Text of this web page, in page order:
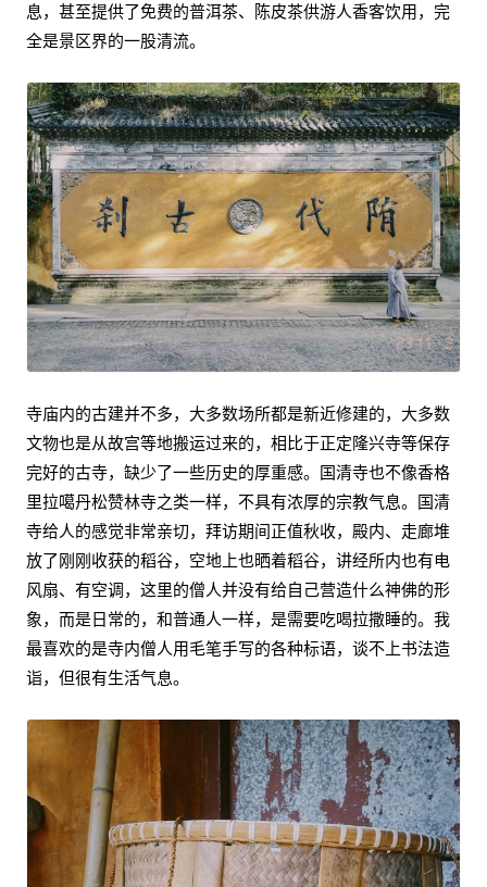
息，甚至提供了免费的普洱茶、陈皮茶供游人香客饮用，完
全是景区界的一股清流。
寺庙内的古建并不多，大多数场所都是新近修建的，大多数
文物也是从故宫等地搬运过来的，相比于正定隆兴寺等保存
完好的古寺，缺少了一些历史的厚重感。国清寺也不像香格
里拉噶丹松赞林寺之类一样，不具有浓厚的宗教气息。国清
寺给人的感觉非常亲切，拜访期间正值秋收，殿内、走廊堆
放了刚刚收获的稻谷，空地上也晒着稻谷，讲经所内也有电
风扇、有空调，这里的僧人并没有给自己营造什么神佛的形
象，而是日常的，和普通人一样，是需要吃喝拉撒睡的。我
最喜欢的是寺内僧人用毛笔手写的各种标语，谈不上书法造
诣，但很有生活气息。